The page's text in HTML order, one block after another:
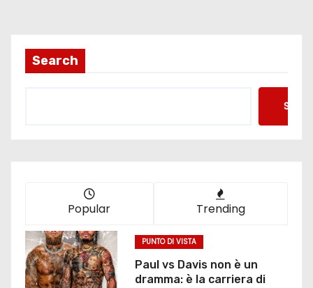
i
o
n
e
Search
Popular Trending
PUNTO DI VISTA
Paul vs Davis non è un
dramma: è la carriera di